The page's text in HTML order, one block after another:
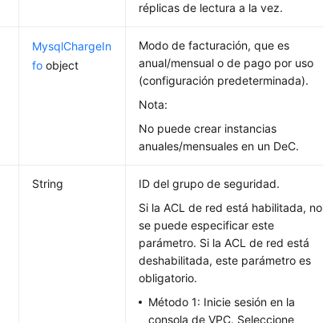
réplicas de lectura a la vez.
MysqlChargeIn
fo object
Modo de facturación, que es
anual/mensual o de pago por uso
(configuración predeterminada).
Nota:
No puede crear instancias
anuales/mensuales en un DeC.
String
ID del grupo de seguridad.
Si la ACL de red está habilitada, no
se puede especificar este
parámetro. Si la ACL de red está
deshabilitada, este parámetro es
obligatorio.
Método 1: Inicie sesión en la
consola de VPC. Seleccione